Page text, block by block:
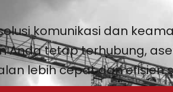
komunikasi dan
Anda tetap terhubung,
lebih cepat dan efisien